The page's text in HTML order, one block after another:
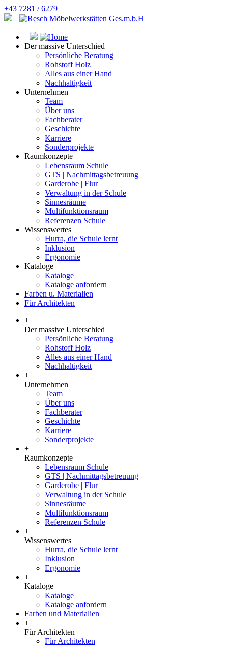
+43 7281 / 6279
Der massive Unterschied
Persönliche Beratung
Rohstoff Holz
Alles aus einer Hand
Nachhaltigkeit
Unternehmen
Team
Über uns
Fachberater
Geschichte
Karriere
Sonderprojekte
Raumkonzepte
Lebensraum Schule
GTS | Nachmittagsbetreuung
Garderobe | Flur
Verwaltung in der Schule
Sinnesräume
Multifunktionsraum
Referenzen Schule
Wissenswertes
Hurra, die Schule lernt
Inklusion
Ergonomie
Kataloge
Kataloge
Kataloge anfordern
Farben u. Materialien
Für Architekten
+
Der massive Unterschied
Persönliche Beratung
Rohstoff Holz
Alles aus einer Hand
Nachhaltigkeit
+
Unternehmen
Team
Über uns
Fachberater
Geschichte
Karriere
Sonderprojekte
+
Raumkonzepte
Lebensraum Schule
GTS | Nachmittagsbetreuung
Garderobe | Flur
Verwaltung in der Schule
Sinnesräume
Multifunktionsraum
Referenzen Schule
+
Wissenswertes
Hurra, die Schule lernt
Inklusion
Ergonomie
+
Kataloge
Kataloge
Kataloge anfordern
Farben und Materialien
+
Für Architekten
Für Architekten